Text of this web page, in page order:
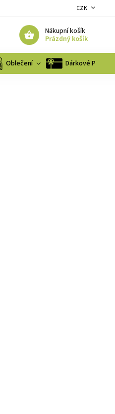
CZK
Nákupní košík
Prázdný košík
Oblečení Dárkové